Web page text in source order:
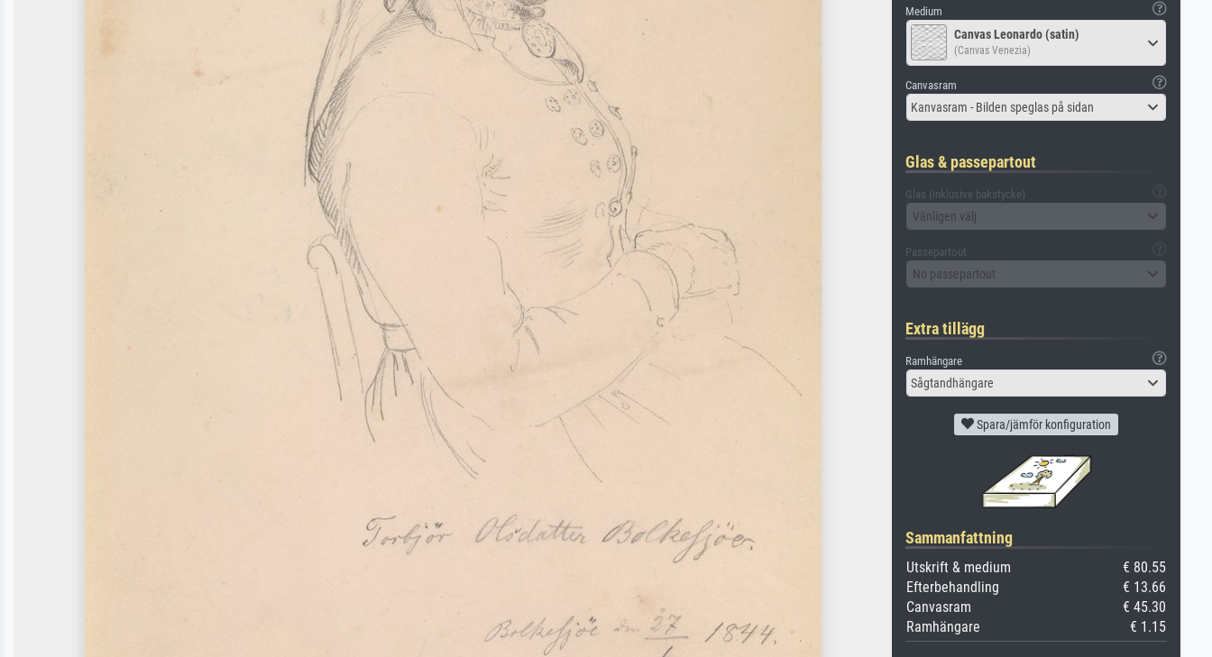
Medium
Canvas Leonardo (satin)
(Canvas Venezia)
Canvasram
Kanvasram - Bilden speglas på sidan
Glas & passepartout
Glas (inklusive bakstycke)
Vänligen välj
Passepartout
No passepartout
Extra tillägg
Ramhängare
Sågtandhängare
Spara/jämför konfiguration
Sammanfattning
Utskrift & medium
€ 80.55
Efterbehandling
€ 13.66
Canvasram
€ 45.30
Ramhängare
€ 1.15